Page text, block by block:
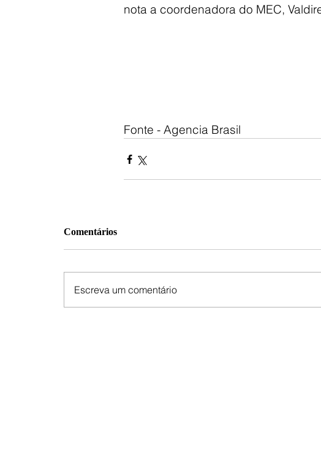
nota a coordenadora do MEC,
Fonte - Agencia Brasil
Comentários
Escreva um comentário